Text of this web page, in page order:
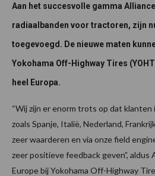
Aan het succesvolle gamma
radiaalbanden voor tractoren, zijn
toegevoegd. De nieuwe maten
Yokohama Off-Highway Tires
heel Europa.
“Wij zijn er enorm trots op dat
zoals Spanje, Italië, Nederland,
zeer waarderen en via onze field
zeer positieve feedback geven”,
Europe bij ‎Yokohama Off-Highway